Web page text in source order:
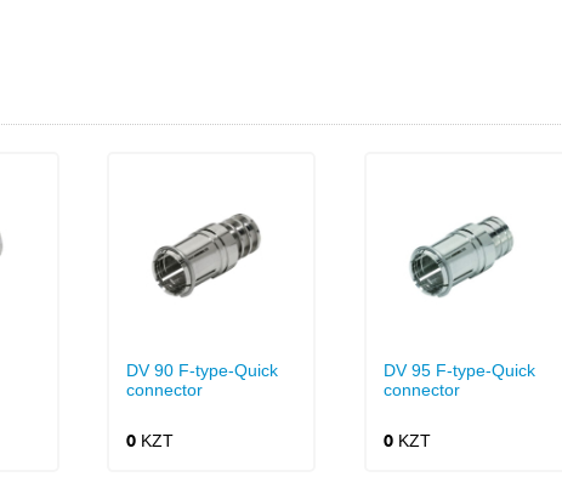
DV 90 F-type-Quick
connector
0 KZT
DV 95 F-type-Quick
connector
0KZT